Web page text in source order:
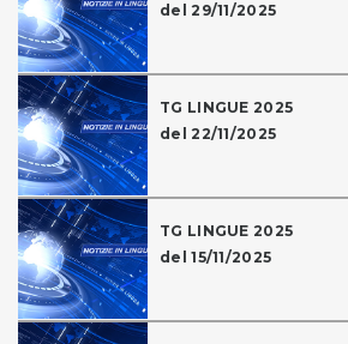
del 29/11/2025
TG LINGUE 2025
del 22/11/2025
TG LINGUE 2025
del 15/11/2025